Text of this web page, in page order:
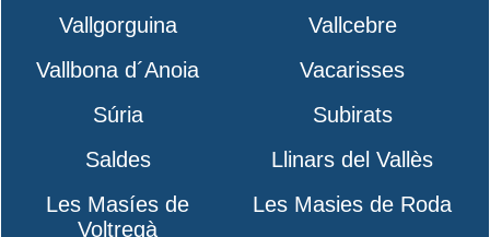
Vallgorguina
Vallcebre
Vallbona d´Anoia
Vacarisses
Súria
Subirats
Saldes
Llinars del Vallès
Les Masíes de
Voltregà
Les Masies de Roda